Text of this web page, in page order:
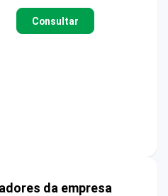
Consultar
da empresa